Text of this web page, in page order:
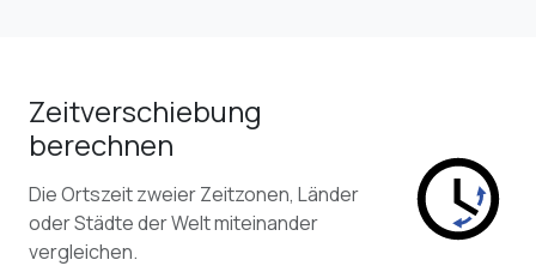
Zeitverschiebung
berechnen
Die Ortszeit zweier Zeitzonen, Länder
oder Städte der Welt miteinander
vergleichen.